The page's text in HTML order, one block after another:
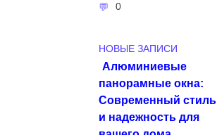
0
НОВЫЕ ЗАПИСИ
Алюминиевые
панорамные окна:
Современный стиль
и надежность для